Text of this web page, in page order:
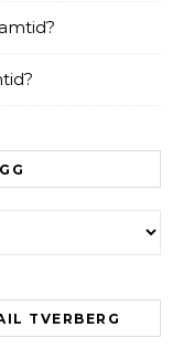
TVERBERG